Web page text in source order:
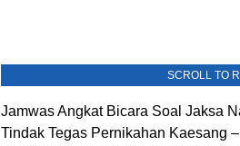
SCROLL TO
Jamwas Angkat Bicara Soal Jaksa
Tindak Tegas Pernikahan Kaesang